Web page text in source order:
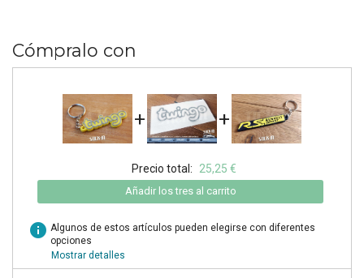
Cómpralo con
+ +
Precio total: 25,25 €
Añadir los tres al carrito
info Algunos de estos artículos pueden elegirse con diferentes
opciones
Mostrar detalles